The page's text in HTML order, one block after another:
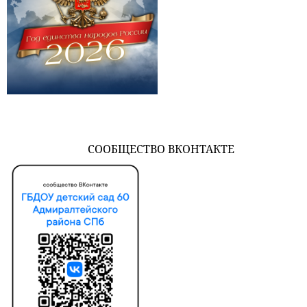
СООБЩЕСТВО ВКОНТАКТЕ